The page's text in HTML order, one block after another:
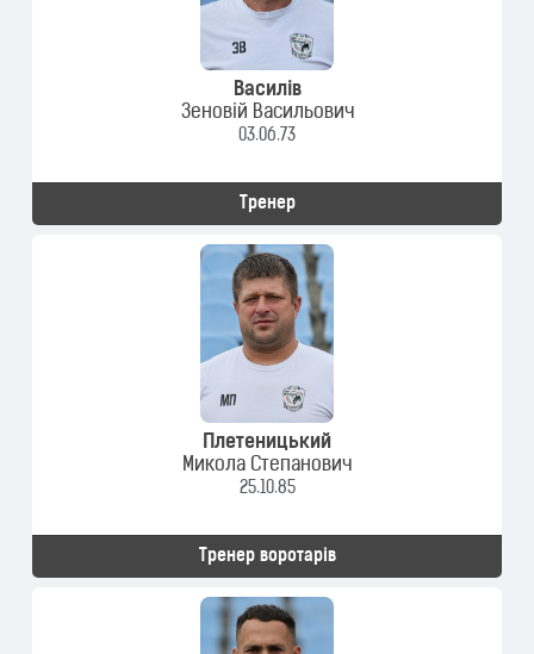
Василів
Зеновій Васильович
03.06.73
Тренер
Плетеницький
Микола Степанович
25.10.85
Тренер воротарів